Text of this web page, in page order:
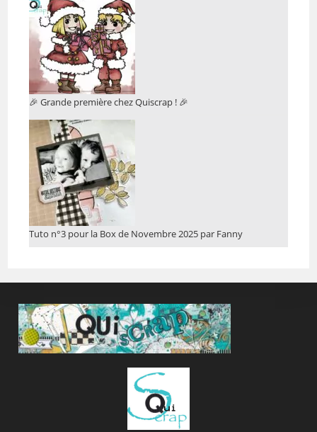
🎉 Grande première chez Quiscrap ! 🎉
Tuto n°3 pour la Box de Novembre 2025 par Fanny